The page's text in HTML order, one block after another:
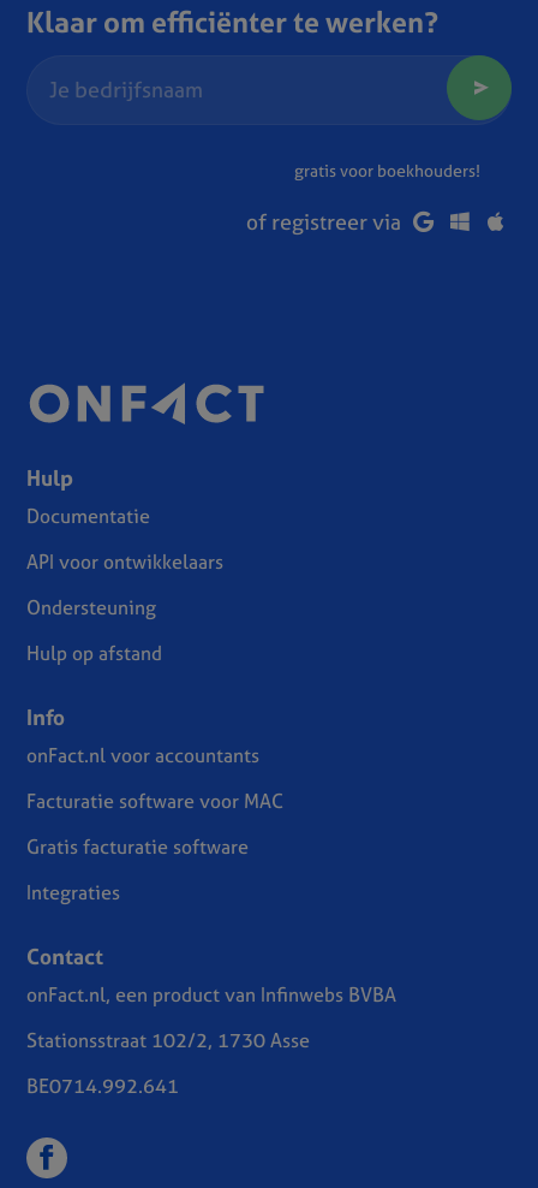
Klaar om efficiënter te werken?
gratis voor boekhouders!
of registreer via
Hulp
Documentatie
API voor ontwikkelaars
Ondersteuning
Hulp op afstand
Info
onFact.nl voor accountants
Facturatie software voor MAC
Gratis facturatie software
Integraties
Contact
onFact.nl, een product van Infinwebs BVBA
Stationsstraat 102/2, 1730 Asse
BE0714.992.641